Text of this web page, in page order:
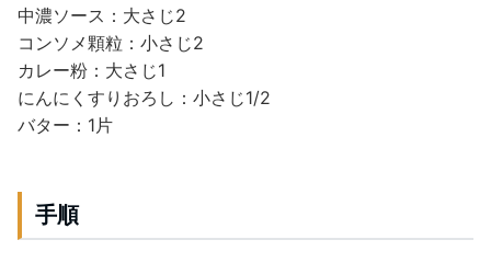
中濃ソース：大さじ2
コンソメ顆粒：小さじ2
カレー粉：大さじ1
にんにくすりおろし：小さじ1/2
バター：1片
手順